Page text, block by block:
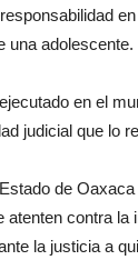
una adolescente.
en el
judicial que lo
de
atenten contra
la justicia a